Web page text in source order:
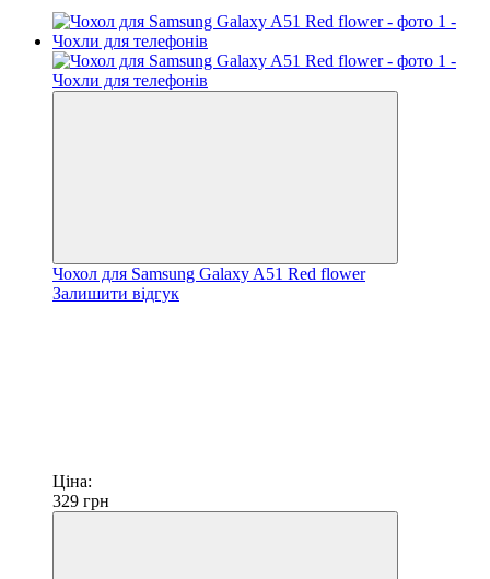
Чохол для Samsung Galaxy A51 Red flower
Залишити відгук
Ціна:
329 грн